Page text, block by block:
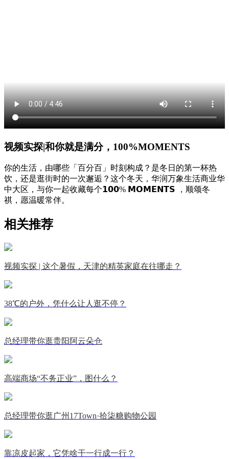
视频实探|和你就是满分，100%MOMENTS
你的生活，由哪些「百分百」时刻构成？是冬日的第一杯热
饮，还是逛街时的一次邂逅？这个冬天，华润万象生活商业华
中大区，与你一起收藏每个𝟭𝟬𝟬% 𝗠𝗢𝗠𝗘𝗡𝗧𝗦 ，顺颂冬
祺，愿温暖常伴。
相关推荐
视频实探 | 这个暑假，天津的精英家庭在往哪走？
38℃的户外，凭什么让人逛不停？
总经理带你逛贵阳阿云朵仓
高端商场“不务正业”，图什么？
总经理带你逛广州17Town·拾柒糖购物公园
靠凉皮起家，它凭啥干一行成一行？